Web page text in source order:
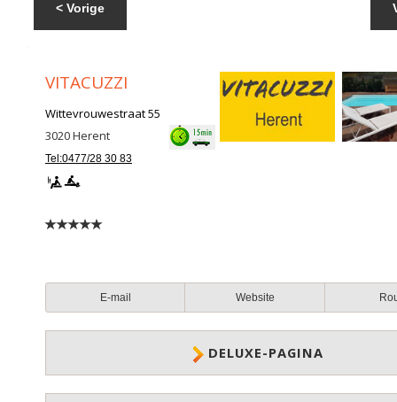
< Vorige
VITACUZZI
Wittevrouwestraat 55
3020Herent
Tel:0477/28 30 83
E-mail Website
DELUXE-PAGINA